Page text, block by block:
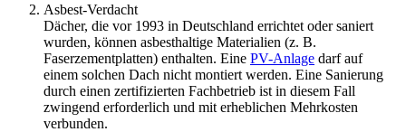
Asbest-Verdacht
Dächer, die vor 1993 in Deutschland errichtet oder saniert
wurden, können asbesthaltige Materialien (z. B.
Faserzementplatten) enthalten. Eine PV-Anlage darf auf
einem solchen Dach nicht montiert werden. Eine Sanierung
durch einen zertifizierten Fachbetrieb ist in diesem Fall
zwingend erforderlich und mit erheblichen Mehrkosten
verbunden.